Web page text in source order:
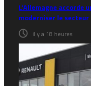
L’Allemagne accorde
moderniser le secteur
il y a 18 heures